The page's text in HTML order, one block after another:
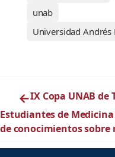
unab
Universidad Andrés
←IX Copa UNAB
Estudiantes de
de conocimientos